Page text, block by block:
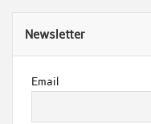
Newsletter
Email